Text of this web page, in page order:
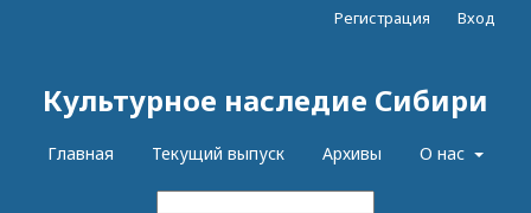
Культурное наследие Сибири
Главная Текущий выпуск Архивы О нас
Регистрация Вход